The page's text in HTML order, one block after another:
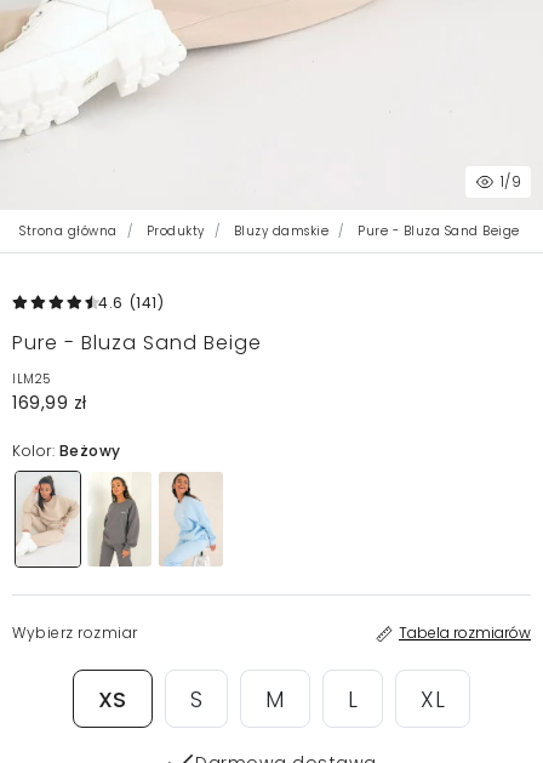
1/9
Strona główna Produkty Bluzy damskie Pure - Bluza Sand Beige
4.6 (141)
Pure - Bluza Sand Beige
ILM25
169,99 zł
Kolor: Beżowy
Wybierz rozmiar Tabela rozmiarów
XS S M L XL